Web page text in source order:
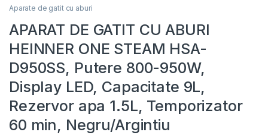
Aparate de gatit cu aburi
APARAT DE GATIT CU ABURI
HEINNER ONE STEAM HSA-
D950SS, Putere 800-950W,
Display LED, Capacitate 9L,
Rezervor apa 1.5L, Temporizator
60 min, Negru/Argintiu